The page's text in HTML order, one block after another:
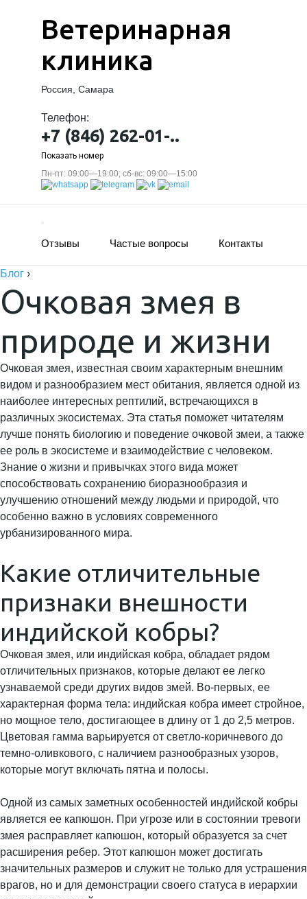
Ветеринарная
клиника
Россия, Самара
Телефон:
+7 (846) 262-01-..
Показать номер
Пн-пт: 09:00—19:00; сб-вс: 09:00—15:00
Отзывы Частые вопросы Контакты
Блог ›
Очковая змея в
природе и жизни
Очковая змея, известная своим характерным внешним
видом и разнообразием мест обитания, является одной из
наиболее интересных рептилий, встречающихся в
различных экосистемах. Эта статья поможет читателям
лучше понять биологию и поведение очковой змеи, а также
ее роль в экосистеме и взаимодействие с человеком.
Знание о жизни и привычках этого вида может
способствовать сохранению биоразнообразия и
улучшению отношений между людьми и природой, что
особенно важно в условиях современного
урбанизированного мира.
Какие отличительные
признаки внешности
индийской кобры?
Очковая змея, или индийская кобра, обладает рядом
отличительных признаков, которые делают ее легко
узнаваемой среди других видов змей. Во-первых, ее
характерная форма тела: индийская кобра имеет стройное,
но мощное тело, достигающее в длину от 1 до 2,5 метров.
Цветовая гамма варьируется от светло-коричневого до
темно-оливкового, с наличием разнообразных узоров,
которые могут включать пятна и полосы.
Одной из самых заметных особенностей индийской кобры
является ее капюшон. При угрозе или в состоянии тревоги
змея расправляет капюшон, который образуется за счет
расширения ребер. Этот капюшон может достигать
значительных размеров и служит не только для устрашения
врагов, но и для демонстрации своего статуса в иерархии